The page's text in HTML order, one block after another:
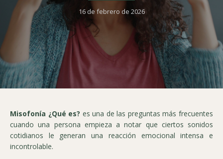
16 de febrero de 2026
Misofonía ¿Qué es? es una de las preguntas más frecuentes
cuando una persona empieza a notar que ciertos sonidos
cotidianos le generan una reacción emocional intensa e
incontrolable.